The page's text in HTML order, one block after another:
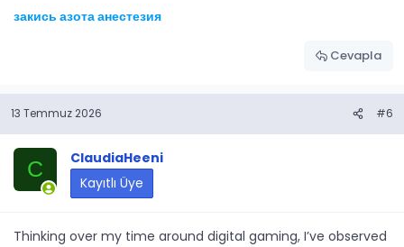
закись азота анестезия
Cevapla
13 Temmuz 2026 #6
C
ClaudiaHeeni
Kayıtlı Üye
Thinking over my time around digital gaming, I’ve observed